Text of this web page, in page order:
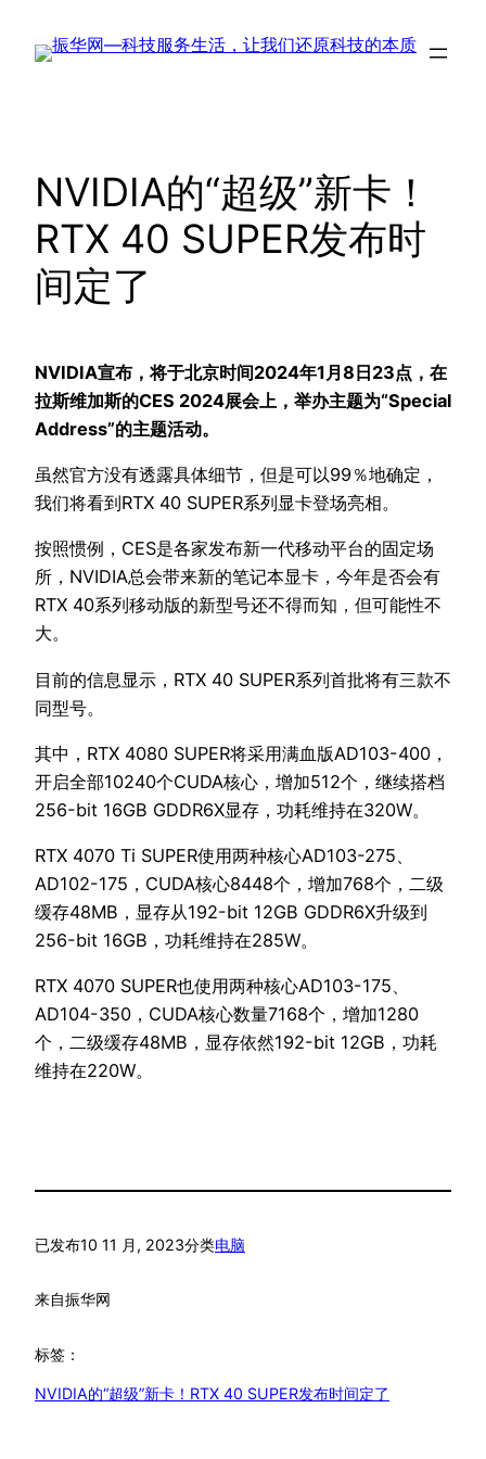
NVIDIA的“超级”新卡！
RTX 40 SUPER发布时
间定了
NVIDIA宣布，将于北京时间2024年1月8日23点，在
拉斯维加斯的CES 2024展会上，举办主题为“Special
Address”的主题活动。
虽然官方没有透露具体细节，但是可以99％地确定，
我们将看到RTX 40 SUPER系列显卡登场亮相。
按照惯例，CES是各家发布新一代移动平台的固定场
所，NVIDIA总会带来新的笔记本显卡，今年是否会有
RTX 40系列移动版的新型号还不得而知，但可能性不
大。
目前的信息显示，RTX 40 SUPER系列首批将有三款不
同型号。
其中，RTX 4080 SUPER将采用满血版AD103-400，
开启全部10240个CUDA核心，增加512个，继续搭档
256-bit 16GB GDDR6X显存，功耗维持在320W。
RTX 4070 Ti SUPER使用两种核心AD103-275、
AD102-175，CUDA核心8448个，增加768个，二级
缓存48MB，显存从192-bit 12GB GDDR6X升级到
256-bit 16GB，功耗维持在285W。
RTX 4070 SUPER也使用两种核心AD103-175、
AD104-350，CUDA核心数量7168个，增加1280
个，二级缓存48MB，显存依然192-bit 12GB，功耗
维持在220W。
已发布10 11 月, 2023分类电脑
来自振华网
标签：
NVIDIA的“超级”新卡！RTX 40 SUPER发布时间定了